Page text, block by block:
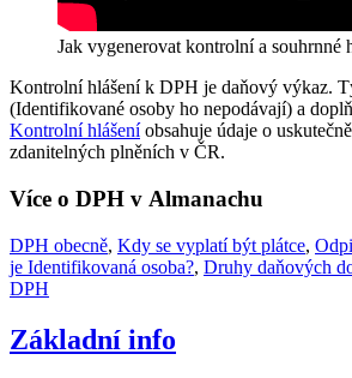
Jak vygenerovat kontrolní a souhrnné
Kontrolní hlášení k DPH je daňový výkaz.
(Identifikované osoby ho nepodávají) a
Kontrolní hlášeníobsahuje údaje o
zdanitelných plněních v ČR.
Více o DPH v Almanachu
DPH obecně, Kdy se vyplatí být plátce,
je Identifikovaná osoba?, Druhy daňových
DPH
Základní info